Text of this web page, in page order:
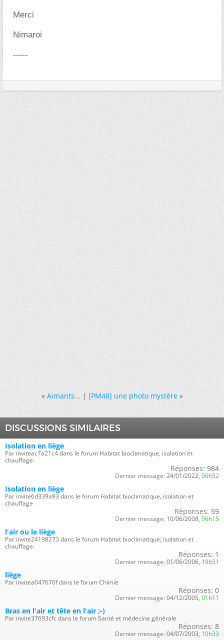
Merci
Nimaroi
-----
« Aimants...|[PM48] une photo mystère »
DISCUSSIONS SIMILAIRES
Isolation en liège
Par inviteac7a21c4 dans le forum Habitat bioclimatique, isolation et
chauffage
Réponses: 984
Dernier message: 24/01/2022, 06h52
Isolation en liège
Par invite6d339a93 dans le forum Habitat bioclimatique, isolation et
chauffage
Réponses: 59
Dernier message: 10/06/2008, 06h15
l'air ou le liège
Par invite24198273 dans le forum Habitat bioclimatique, isolation et
chauffage
Réponses: 1
Dernier message: 01/06/2006, 19h51
liège
Par invitea047670f dans le forum Chimie
Réponses: 0
Dernier message: 04/12/2005, 01h11
Bras en l'air et tête en l'air ;-)
Par invite37693cfc dans le forum Santé et médecine générale
Réponses: 8
Dernier message: 04/07/2003, 10h33